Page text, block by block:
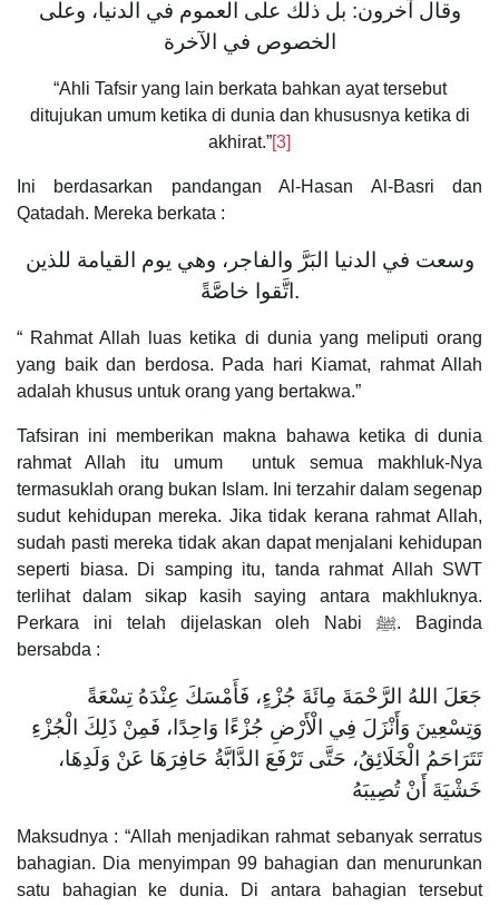
وقال آخرون: بل ذلك على العموم في الدنيا، وعلى
الخصوص في الآخرة
“Ahli Tafsir yang lain berkata bahkan ayat tersebut
ditujukan umum ketika di dunia dan khususnya ketika di
akhirat.”[3]
Ini berdasarkan pandangan Al-Hasan Al-Basri dan
Qatadah. Mereka berkata :
وسعت في الدنيا البَرَّ والفاجر، وهي يوم القيامة للذين
اتَّقوا خاصَّةً.
“ Rahmat Allah luas ketika di dunia yang meliputi orang
yang baik dan berdosa. Pada hari Kiamat, rahmat Allah
adalah khusus untuk orang yang bertakwa.”
Tafsiran ini memberikan makna bahawa ketika di dunia
rahmat Allah itu umum untuk semua makhluk-Nya
termasuklah orang bukan Islam. Ini terzahir dalam segenap
sudut kehidupan mereka. Jika tidak kerana rahmat Allah,
sudah pasti mereka tidak akan dapat menjalani kehidupan
seperti biasa. Di samping itu, tanda rahmat Allah SWT
terlihat dalam sikap kasih saying antara makhluknya.
Perkara ini telah dijelaskan oleh Nabi ﷺ. Baginda
bersabda :
‌جَعَلَ ‌اللهُ ‌الرَّحْمَةَ ‌مِائَةَ ‌جُزْءٍ، فَأَمْسَكَ عِنْدَهُ تِسْعَةً
وَتِسْعِينَ وَأَنْزَلَ فِي الْأَرْضِ جُزْءًا وَاحِدًا، فَمِنْ ذَلِكَ الْجُزْءِ
تَتَرَاحَمُ الْخَلَائِقُ، حَتَّى تَرْفَعَ الدَّابَّةُ حَافِرَهَا عَنْ وَلَدِهَا،
خَشْيَةَ أَنْ تُصِيبَهُ
Maksudnya : “Allah menjadikan rahmat sebanyak serratus
bahagian. Dia menyimpan 99 bahagian dan menurunkan
satu bahagian ke dunia. Di antara bahagian tersebut